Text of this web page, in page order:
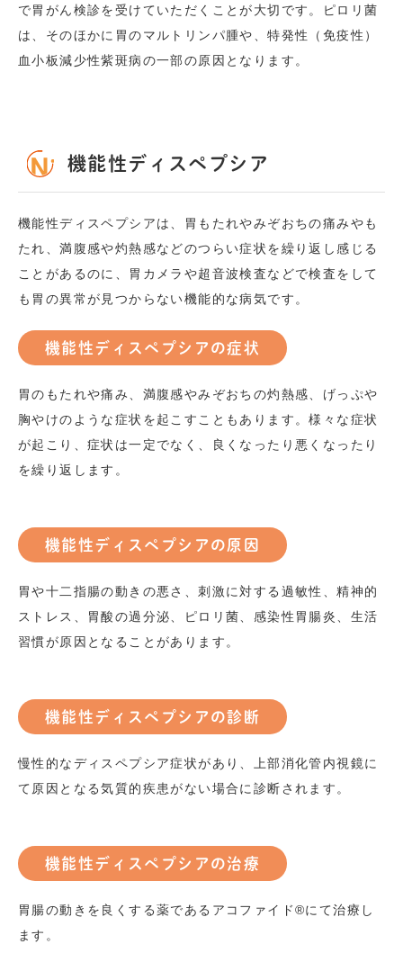
で胃がん検診を受けていただくことが大切です。ピロリ菌
は、そのほかに胃のマルトリンパ腫や、特発性（免疫性）
血小板減少性紫斑病の一部の原因となります。
機能性ディスペプシア
機能性ディスペプシアは、胃もたれやみぞおちの痛みやも
たれ、満腹感や灼熱感などのつらい症状を繰り返し感じる
ことがあるのに、胃カメラや超音波検査などで検査をして
も胃の異常が見つからない機能的な病気です。
機能性ディスペプシアの症状
胃のもたれや痛み、満腹感やみぞおちの灼熱感、げっぷや
胸やけのような症状を起こすこともあります。様々な症状
が起こり、症状は一定でなく、良くなったり悪くなったり
を繰り返します。
機能性ディスペプシアの原因
胃や十二指腸の動きの悪さ、刺激に対する過敏性、精神的
ストレス、胃酸の過分泌、ピロリ菌、感染性胃腸炎、生活
習慣が原因となることがあります。
機能性ディスペプシアの診断
慢性的なディスペプシア症状があり、上部消化管内視鏡に
て原因となる気質的疾患がない場合に診断されます。
機能性ディスペプシアの治療
胃腸の動きを良くする薬であるアコファイド®️にて治療し
ます。